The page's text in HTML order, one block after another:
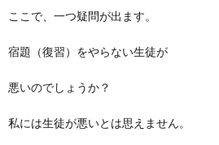
ここで、一つ疑問が出ます。
宿題（復習）をやらない生徒が
悪いのでしょうか？
私には生徒が悪いとは思えません。